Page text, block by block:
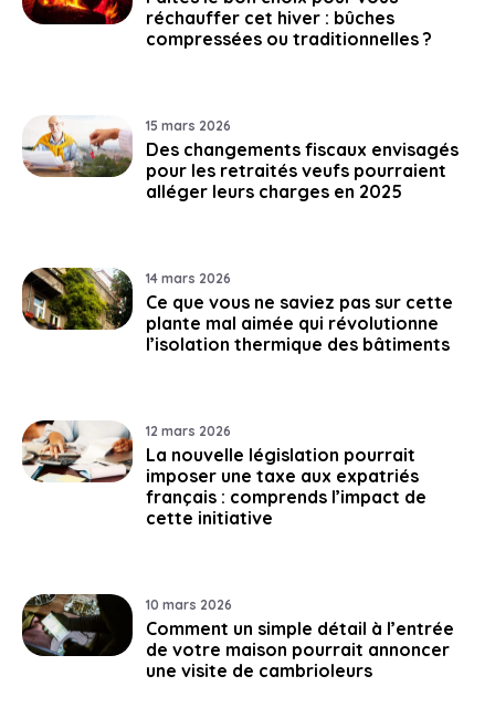
réchauffer cet hiver : bûches
compressées ou traditionnelles ?
15 mars 2026
Des changements fiscaux envisagés
pour les retraités veufs pourraient
alléger leurs charges en 2025
14 mars 2026
Ce que vous ne saviez pas sur cette
plante mal aimée qui révolutionne
l’isolation thermique des bâtiments
12 mars 2026
La nouvelle législation pourrait
imposer une taxe aux expatriés
français : comprends l’impact de
cette initiative
10 mars 2026
Comment un simple détail à l’entrée
de votre maison pourrait annoncer
une visite de cambrioleurs